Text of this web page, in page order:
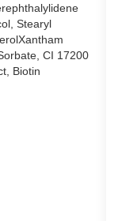
Stearyl
CI 17200
Biotin